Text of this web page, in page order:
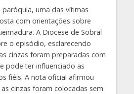
uma das vítimas
com orientações sobre
A Diocese de Sobral
o episódio, esclarecendo
cinzas foram preparadas com
pode ter influenciado as
fiéis. A nota oficial afirmou
cinzas foram colocadas sem